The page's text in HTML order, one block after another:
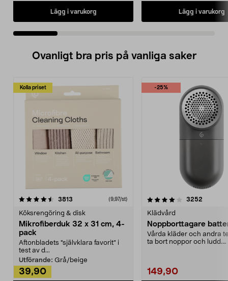
Lägg i varukorg Lägg i varukorg
Ovanligt bra pris på vanliga saker
Kolla priset
3813 (9,97/st)
Köksrengöring & disk
Mikrofiberduk 32 x 31 cm, 4-
pack
Aftonbladets "självklara favorit” i
test av d...
Utförande: Grå/beige
39,90
-25%
4.0av 5 stjärnor 3252
Klädvård
Noppborttagare
Vårda kläder och andra
ta bort noppor och ludd.
149,90
4.5av 5 stjärnor